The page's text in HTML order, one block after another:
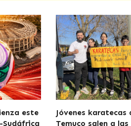
este
Sudáfrica
Jóvenes karatecas
Temuco salen a las